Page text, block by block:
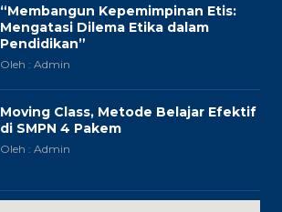
“Membangun Kepemimpinan Etis:
Mengatasi Dilema Etika dalam
Pendidikan”
Oleh : Admin
Moving Class, Metode Belajar Efektif
di SMPN 4 Pakem
Oleh : Admin